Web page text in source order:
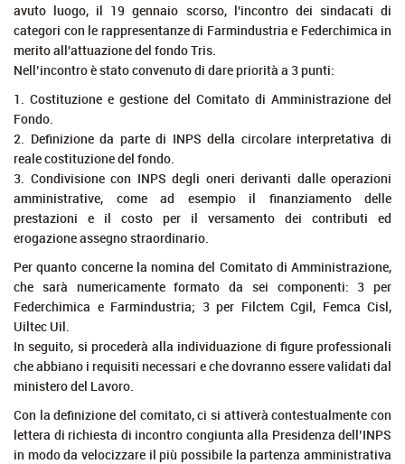
avuto luogo, il 19 gennaio scorso, l'incontro dei sindacati di
categori con le rappresentanze di Farmindustria e Federchimica in
merito all'attuazione del fondo Tris.
Nell’incontro è stato convenuto di dare priorità a 3 punti:
1. Costituzione e gestione del Comitato di Amministrazione del
Fondo.
2. Definizione da parte di INPS della circolare interpretativa di
reale costituzione del fondo.
3. Condivisione con INPS degli oneri derivanti dalle operazioni
amministrative, come ad esempio il finanziamento delle
prestazioni e il costo per il versamento dei contributi ed
erogazione assegno straordinario.
Per quanto concerne la nomina del Comitato di Amministrazione,
che sarà numericamente formato da sei componenti: 3 per
Federchimica e Farmindustria; 3 per Filctem Cgil, Femca Cisl,
Uiltec Uil.
In seguito, si procederà alla individuazione di figure professionali
che abbiano i requisiti necessari e che dovranno essere validati dal
ministero del Lavoro.
Con la definizione del comitato, ci si attiverà contestualmente con
lettera di richiesta di incontro congiunta alla Presidenza dell’INPS
in modo da velocizzare il più possibile la partenza amministrativa